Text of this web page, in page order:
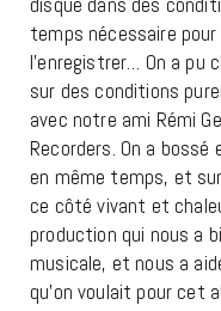
temps nécessaire
l’enregistrer… On a pu
sur des conditions
avec notre ami Rémi
Recorders. On a
en même temps, et
ce côté vivant et
production qui nous a
musicale, et nous a
qu’on voulait pour cet